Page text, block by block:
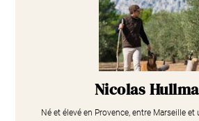
Nicolas
Né et élevé en Provence, entre Marseille